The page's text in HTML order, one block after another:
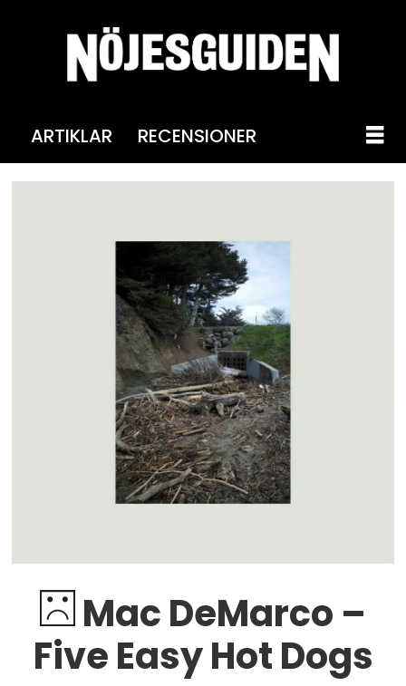
ARTIKLAR RECENSIONER
Mac DeMarco –
Five Easy Hot Dogs